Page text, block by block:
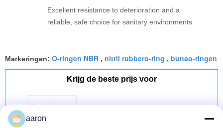
Excellent resistance to deterioration and a
reliable, safe choice for sanitary environments
Markeringen: O-ringen NBR , nitril rubbero-ring , bunao-ringen
Krijg de beste prijs voor
aaron